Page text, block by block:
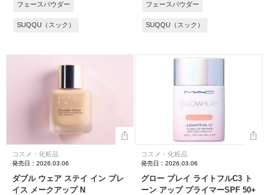
フェースパウダー
SUQQU（スック）
フェースパウダー
SUQQU（スック）
コスメ・化粧品
発売日：2026.03.06
ダブル ウェア ステイ イン プレ
イス メークアップ N
コスメ・化粧品
発売日：2026.03.06
グロー プレイ ライトフルC3 ト
ーン アップ プライマーSPF 50+